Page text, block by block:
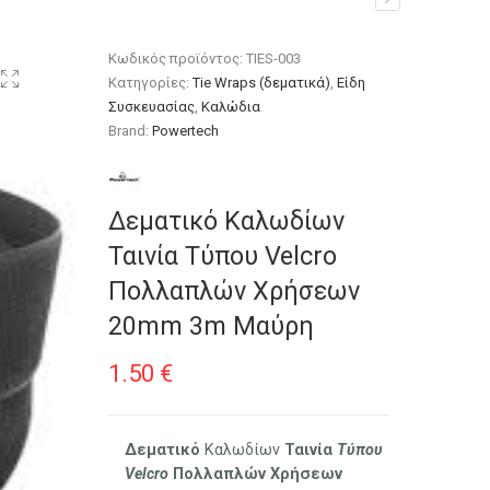
20mm 3m Μαύρη
Κωδικός προϊόντος:TIES-003
Κατηγορίες:Tie Wraps (δεματικά),Είδη
Συσκευασίας,Καλώδια
Brand:Powertech
Δεματικό Καλωδίων
Ταινία Τύπου Velcro
Πολλαπλών Χρήσεων
20mm 3m Μαύρη
1.50 €
Δεματικό Καλωδίων Ταινία Τύπου
Velcro Πολλαπλών Χρήσεων